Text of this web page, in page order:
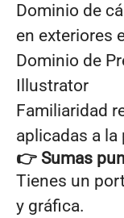
Dominio de
en exteriores
Dominio de
Illustrator
Familiaridad
aplicadas a la
👉 Sumas
Tienes un
y gráfica.